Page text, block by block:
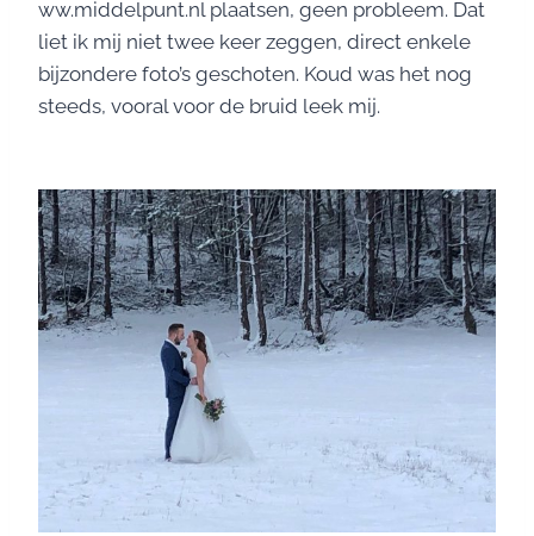
ww.middelpunt.nl plaatsen, geen probleem. Dat
liet ik mij niet twee keer zeggen, direct enkele
bijzondere foto’s geschoten. Koud was het nog
steeds, vooral voor de bruid leek mij.